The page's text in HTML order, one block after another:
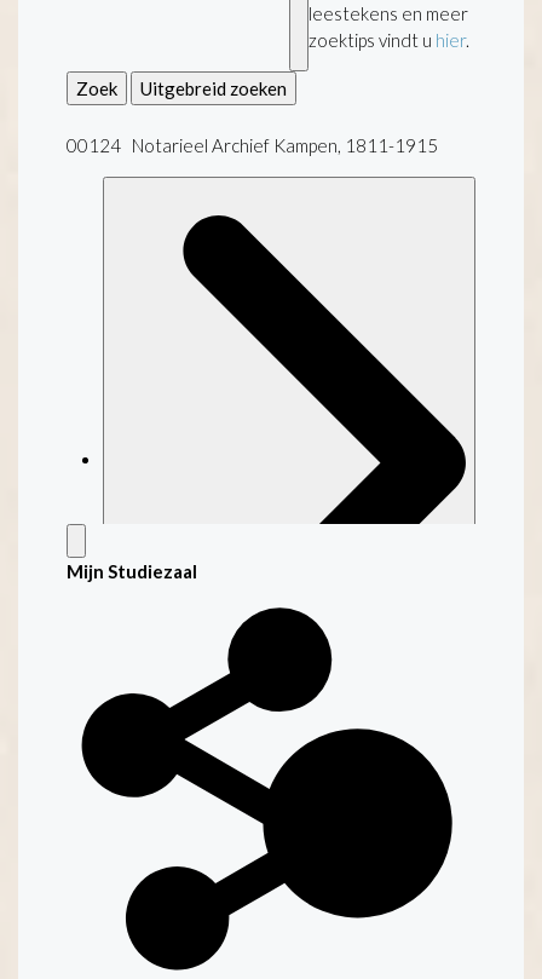
leestekens en meer
zoektips vindt u hier.
Zoek Uitgebreid zoeken
00124 Notarieel Archief Kampen, 1811-1915
Kenmerken
Mijn Studiezaal